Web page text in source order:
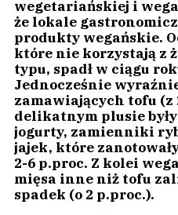
wegetariańskiej i
że lokale
produkty wegańskie.
które nie korzystają z
typu, spadł w ciągu
Jednocześnie
zamawiających tofu (z
delikatnym plusie
jogurty, zamienniki
jajek, które
2-6 p.proc. Z kolei
mięsa inne niż tofu
spadek (o 2 p.proc.).